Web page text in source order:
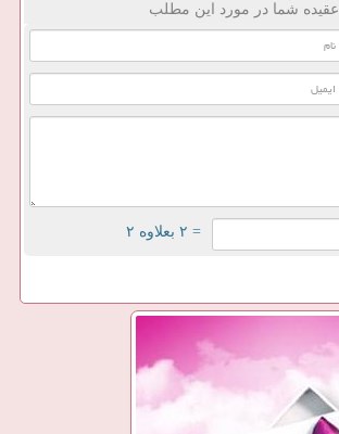
عقیده شما در مورد این مطلب
= ۲ بعلاوه ۲